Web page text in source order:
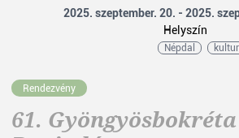
2025. szeptember. 20. - 2025.
Helyszín
Népdal
Rendezvény
61. Gyöngyösbokréta